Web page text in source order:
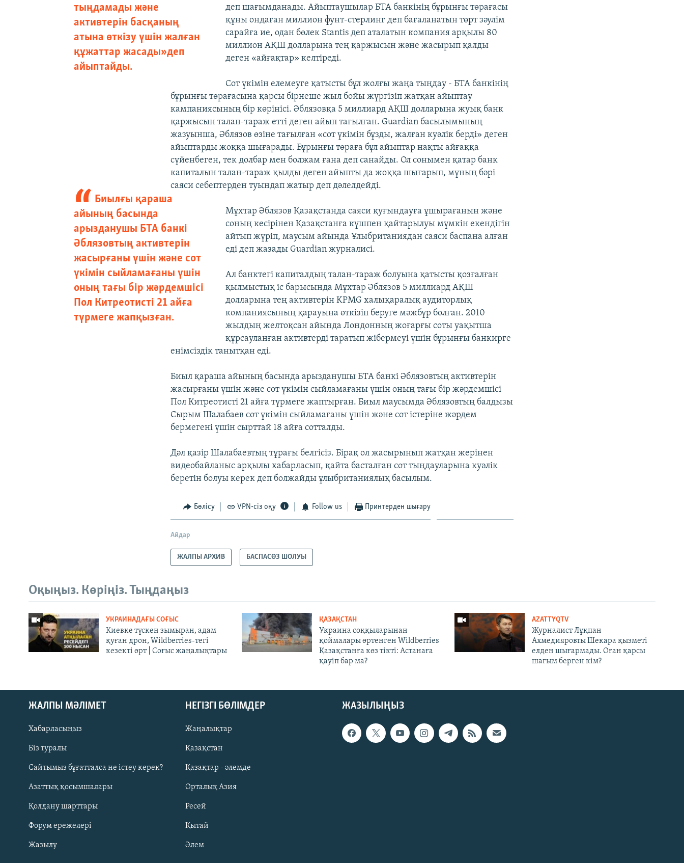
Русский
ЖАЗЫЛЫҢЫЗ
тыңдамады және
активтерін басқаның
атына өткізу үшін жалған
құжаттар жасады» деп
айыптайды.
деп шағымданады. Айыптаушылар БТА банкінің бұрынғы төрағасы
құны ондаған миллион фунт-стерлинг деп бағаланатын төрт зәулім
сарайға ие, одан бөлек Stantis деп аталатын компания арқылы 80
миллион АҚШ долларына тең қаржысын және жасырып қалды
деген «айғақтар» келтіреді.
Сот үкімін елемеуге қатысты бұл жолғы жаңа тыңдау - БТА банкінің
бұрынғы төрағасына қарсы бірнеше жыл бойы жүргізіп жатқан айыптау
кампаниясының бір көрінісі. Әблязовқа 5 миллиард АҚШ долларына жуық банк
қаржысын талан-тараж етті деген айып тағылған. Guardian басылымының
жазуынша, Әблязов өзіне тағылған «сот үкімін бұзды, жалған куәлік берді» деген
айыптарды жоққа шығарады. Бұрынғы төраға бұл айыптар нақты айғаққа
сүйенбеген, тек долбар мен болжам ғана деп санайды. Ол сонымен қатар банк
капиталын талан-тараж қылды деген айыпты да жоққа шығарып, мұның бәрі
саяси себептерден туындап жатыр деп дәлелдейді.
Биылғы қараша
айының басында
арызданушы БТА банкі
Әблязовтың активтерін
жасырғаны үшін және сот
үкімін сыйламағаны үшін
оның тағы бір жәрдемшісі
Пол Китреотисті 21 айға
түрмеге жапқызған.
Мұхтар Әблязов Қазақстанда саяси қуғындауға ұшырағанын және
соның кесірінен Қазақстанға күшпен қайтарылуы мүмкін екендігін
айтып жүріп, маусым айында Ұлыбританиядан саяси баспана алған
еді деп жазады Guardian журналисі.
Ал банктегі капиталдың талан-тараж болуына қатысты қозғалған
қылмыстық іс барысында Мұхтар Әблязов 5 миллиард АҚШ
долларына тең активтерін KPMG халықаралық аудиторлық
компаниясының қарауына өткізіп беруге мәжбүр болған. 2010
жылдың желтоқсан айында Лондонның жоғарғы соты уақытша
құрсауланған активтерді таратып жібермеуі үшін бұрынғы банкирге
енімсіздік танытқан еді.
Биыл қараша айының басында арызданушы БТА банкі Әблязовтың активтерін
жасырғаны үшін және сот үкімін сыйламағаны үшін оның тағы бір жәрдемшісі
Пол Китреотисті 21 айға түрмеге жаптырған. Биыл маусымда Әблязовтың балдызы
Сырым Шалабаев сот үкімін сыйламағаны үшін және сот істеріне жәрдем
бермегені үшін сырттай 18 айға сотталды.
Дәл қазір Шалабаевтың тұрағы белгісіз. Бірақ ол жасырынып жатқан жерінен
видеобайланыс арқылы хабарласып, қайта басталған сот тыңдауларына куәлік
беретін болуы керек деп болжайды ұлыбританиялық басылым.
Бөлісу VPN-сіз оқу Follow us Принтерден шығару
Айдар
ЖАЛПЫ АРХИВ БАСПАСӨЗ ШОЛУЫ
Оқыңыз. Көріңіз. Тыңдаңыз
УКРАИНАДАҒЫ СОҒЫС
Киевке түскен зымыран, адам
қуған дрон, Wildberries-тегі
кезекті өрт | Соғыс жаңалықтары
ҚАЗАҚСТАН
Украина соққыларынан
қоймалары өртенген Wildberries
Қазақстанға көз тікті: Астанаға
қауіп бар ма?
AZATTYQTV
Журналист Лұқпан
Ахмедияровты Шекара қызметі
елден шығармады. Оған қарсы
шағым берген кім?
ЖАЗЫЛЫҢЫЗ
ЖАЛПЫ МӘЛІМЕТ
Хабарласыңыз
Біз туралы
Сайтымыз бұғатталса не істеу керек?
Азаттық қосымшалары
Қолдану шарттары
Форум ережелері
Жазылу
НЕГІЗГІ БӨЛІМДЕР
Жаңалықтар
Қазақстан
Қазақтар - әлемде
Орталық Азия
Ресей
Қытай
Әлем